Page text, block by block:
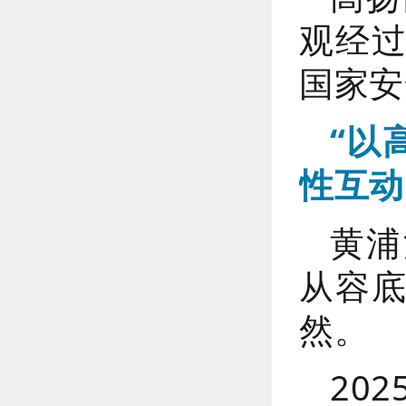
观经
国家
“以
性互
黄
从容
然。